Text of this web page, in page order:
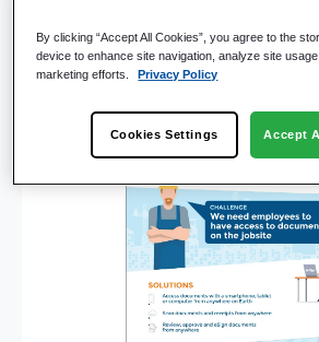
By clicking “Accept All Cookies”, you agree to the
device to enhance site navigation, analyze site
marketing efforts.
Privacy Policy
Cookies Settings Accept